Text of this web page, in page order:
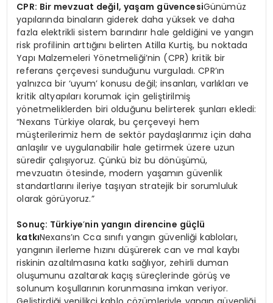
CPR: Bir mevzuat değil, yaşam güvencesiGünümüz
yapılarında binaların giderek daha yüksek ve daha
fazla elektrikli sistem barındırır hale geldiğini ve yangın
risk profilinin arttığını belirten Atilla Kurtiş, bu noktada
Yapı Malzemeleri Yönetmeliği’nin (CPR) kritik bir
referans çerçevesi sunduğunu vurguladı. CPR’ın
yalnızca bir ‘uyum’ konusu değil; insanları, varlıkları ve
kritik altyapıları korumak için geliştirilmiş
yönetmeliklerden biri olduğunu belirterek şunları ekledi:
“Nexans Türkiye olarak, bu çerçeveyi hem
müşterilerimiz hem de sektör paydaşlarımız için daha
anlaşılır ve uygulanabilir hale getirmek üzere uzun
süredir çalışıyoruz. Çünkü biz bu dönüşümü,
mevzuatın ötesinde, modern yaşamın güvenlik
standartlarını ileriye taşıyan stratejik bir sorumluluk
olarak görüyoruz.”
Sonuç: Türkiye’nin yangın direncine güçlü
katkıNexans’ın Cca sınıfı yangın güvenliği kabloları,
yangının ilerleme hızını düşürerek can ve mal kaybı
riskinin azaltılmasına katkı sağlıyor, zehirli duman
oluşumunu azaltarak kaçış süreçlerinde görüş ve
solunum koşullarının korunmasına imkan veriyor.